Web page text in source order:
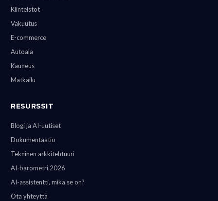
Kiinteistöt
Vakuutus
E-commerce
Autoala
Kauneus
Matkailu
RESURSSIT
Blogi ja AI-uutiset
Dokumentaatio
Tekninen arkkitehtuuri
AI-barometri 2026
AI-assistentti, mikä se on?
Ota yhteyttä